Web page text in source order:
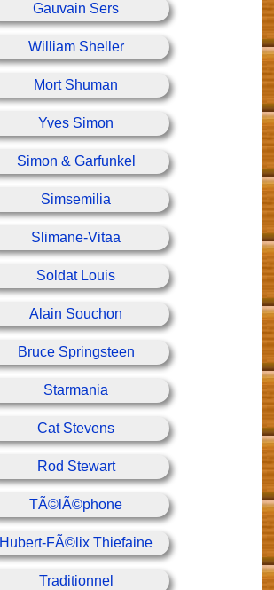
Gauvain Sers
William Sheller
Mort Shuman
Yves Simon
Simon & Garfunkel
Simsemilia
Slimane-Vitaa
Soldat Louis
Alain Souchon
Bruce Springsteen
Starmania
Cat Stevens
Rod Stewart
TÃ©lÃ©phone
Hubert-FÃ©lix Thiefaine
Traditionnel